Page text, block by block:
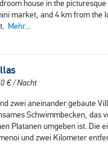
house in the
market, and 4 km from the
Mehr...
€/ Nacht
zwei aneinander gebaute
Schwimmbecken, das
Platanen umgeben ist. Die
und zwei Kilometer